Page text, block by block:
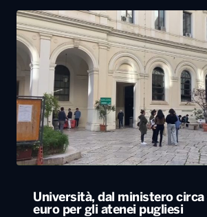
Università, dal ministero
euro per gli atenei pugliesi